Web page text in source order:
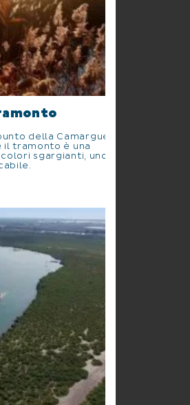
della Camargue
tramonto è una
sgargianti, uno